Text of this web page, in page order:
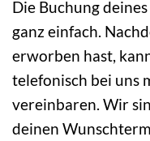
Die Buchung
ganz einfach.
erworben hast,
telefonisch bei uns
vereinbaren. Wir
deinen